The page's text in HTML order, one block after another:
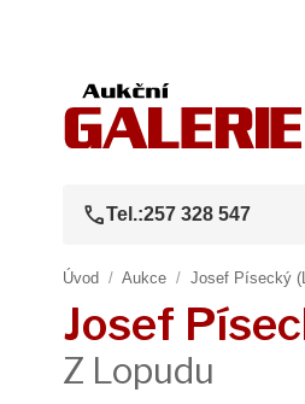
callTel.:257 328 547
Úvod / Aukce / Josef Písecký
Josef
Z Lopudu